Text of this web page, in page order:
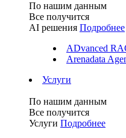
По нашим данным
Все получится
AI решения Подробнее
ADvanced
Arenadata
Услуги
По нашим данным
Все получится
Услуги Подробнее